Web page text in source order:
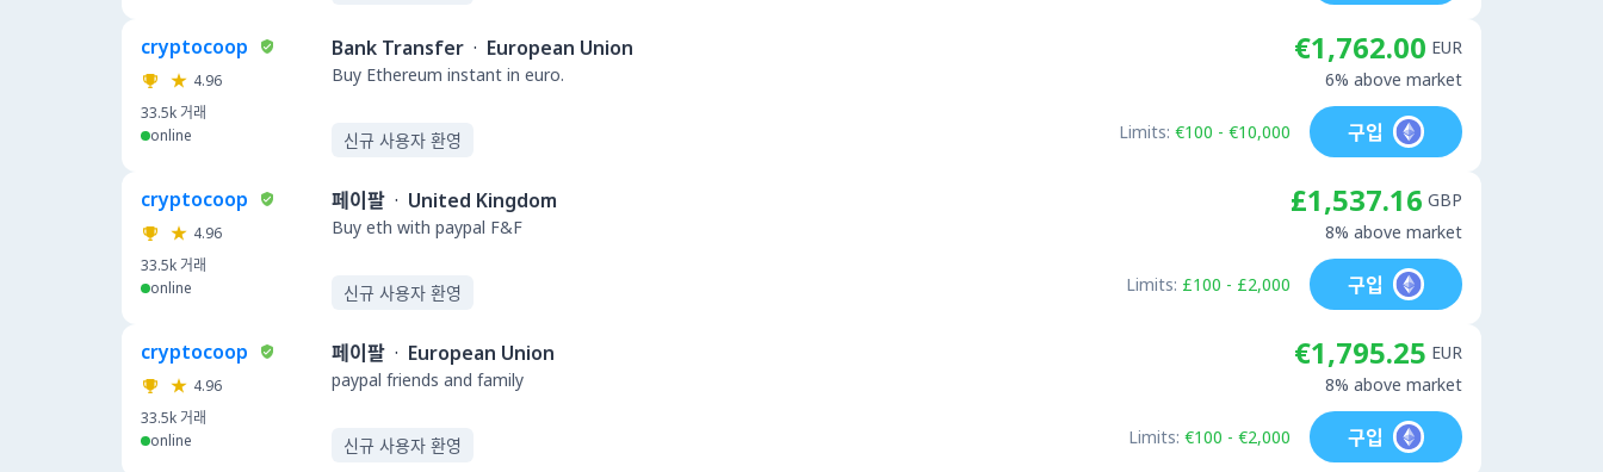
cryptocoop
4.96
33.5k 거래
online
Bank Transfer · European Union
Buy Ethereum instant in euro.
신규 사용자 환영
€1,762.00 EUR
6% above market
Limits: €100 - €10,000 구입
cryptocoop
4.96
33.5k 거래
online
페이팔 · United Kingdom
Buy eth with paypal F&F
신규 사용자 환영
£1,537.16 GBP
8% above market
Limits: £100 - £2,000 구입
cryptocoop
4.96
33.5k 거래
online
페이팔 · European Union
paypal friends and family
신규 사용자 환영
€1,795.25 EUR
8% above market
Limits: €100 - €2,000 구입